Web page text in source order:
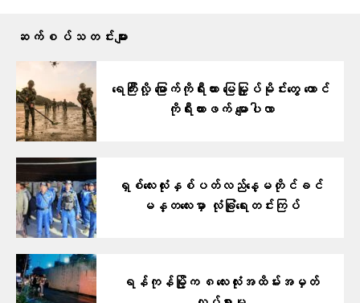
ဆက်စပ်သတင်းများ
ရေကြီးလို့ မြောက်ကိုရီးယား မြေမြှုပ်မိုင်းတွေ တောင်
ကိုရီးယားဖက် မျောပါလာ
ရှစ်လေးလုံးနှစ်ပတ်လည်နေ့မတိုင်ခင်
မန္တလေးမှာ လုံခြုံရေးတင်းကြပ်
ရန်ကုန်မြို့က ၈လေးလုံးအထိမ်းအမှတ်